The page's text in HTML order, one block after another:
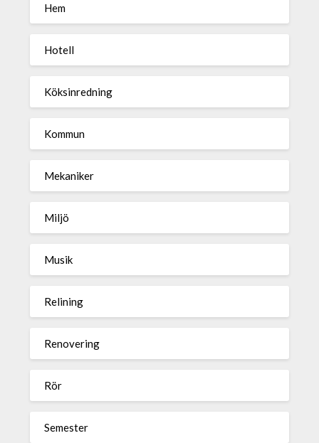
Hem
Hotell
Köksinredning
Kommun
Mekaniker
Miljö
Musik
Relining
Renovering
Rör
Semester